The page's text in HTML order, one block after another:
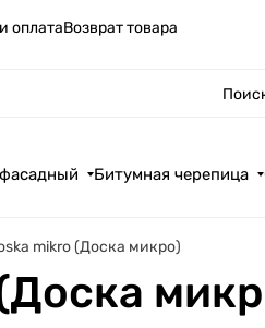
оплатаВозврат товара
Битумная черепица
mikro (Доска микро)